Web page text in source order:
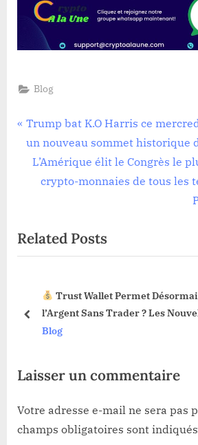
Blog
Navigation
de
l’article
P
r
u
s
s
Trump bat K.O Harris ce
un nouveau sommet historique
N
P
o
L’Amérique élit le Congrès le
crypto-monnaies de tous les
Related Posts
Trust Wallet Permet
l’Argent Sans Trader ? Les
Dévoilées !
Blog
prev
Laisser un commentaire
Votre adresse e-mail ne sera pas
champs obligatoires sont